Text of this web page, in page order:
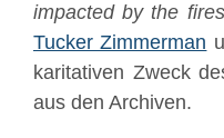
impacted by the
Tucker Zimmerman
karitativen Zweck
aus den Archiven.